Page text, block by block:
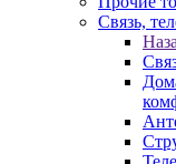
Связь,